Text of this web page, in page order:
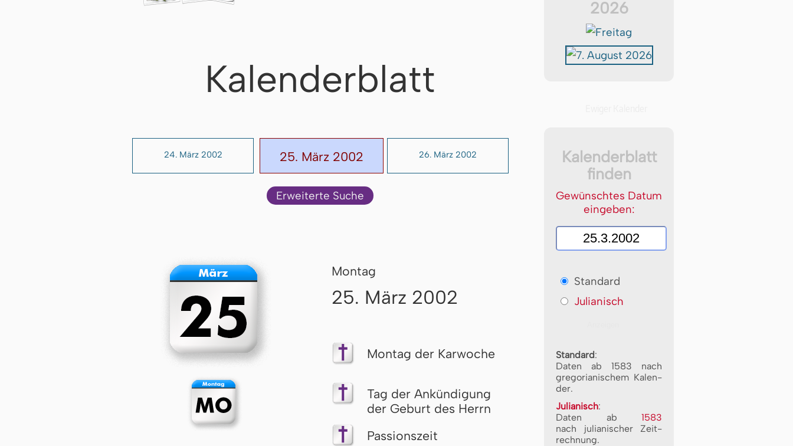
Kalenderblatt
24. März 2002 25. März 2002 26. März 2002
Erweiterte Suche
Montag
25. März 2002
Montag der Karwoche
Tag der Ankündigung
der Geburt des Herrn
Passionszeit
2026
Kalenderblatt
finden
Gewünschtes Datum
eingeben:
Standard
Julianisch
Standard:
Daten ab 1583 nach
gre­go­ri­a­ni­schem Ka­len­
der.
Julianisch:
Daten ab 1583
nach ju­li­a­ni­scher Zeit­
rech­nung.